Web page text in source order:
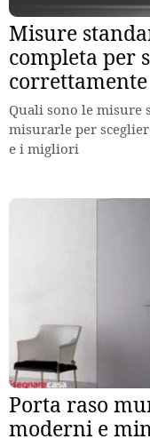
Misure
completa per
correttamente
Quali sono le misure
misurarle per
e i migliori
Porta raso
moderni e